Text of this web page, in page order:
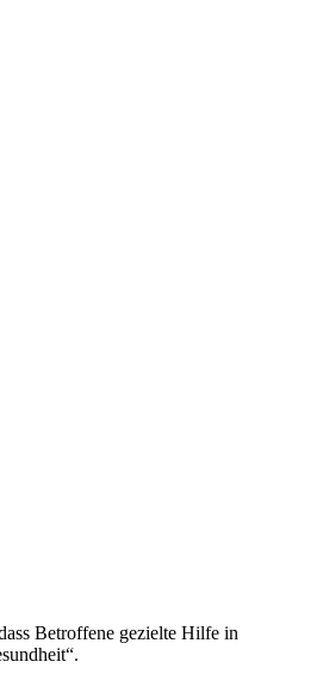
Betroffene gezielte Hilfe in